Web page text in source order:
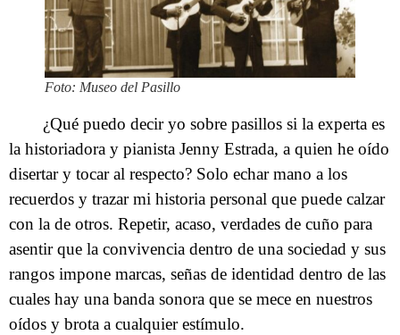
Foto: Museo del Pasillo
¿Qué puedo decir yo sobre pasillos si la experta es
la historiadora y pianista Jenny Estrada, a quien he oído
disertar y tocar al respecto? Solo echar mano a los
recuerdos y trazar mi historia personal que puede calzar
con la de otros. Repetir, acaso, verdades de cuño para
asentir que la convivencia dentro de una sociedad y sus
rangos impone marcas, señas de identidad dentro de las
cuales hay una banda sonora que se mece en nuestros
oídos y brota a cualquier estímulo.